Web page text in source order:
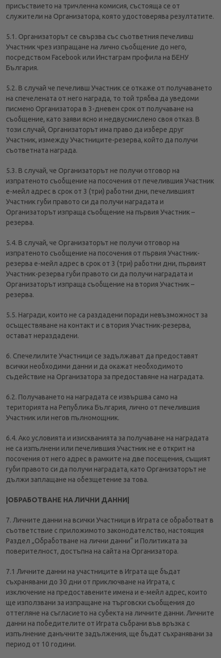
присъствието на тричленна комисия, състояща се от
служители на Организатора, която удостоверява резултатите.
5.1. Организаторът се свързва със съответния печеливш
Участник чрез изпращане на лично съобщение до него,
посредством Facebook или Инстаграм профила на БЕНУ
България.
5.2. В случай че печеливш Участник се откаже от получаването
на спечелената от него награда, то той трябва да уведоми
писмено Организатора в 3-дневен срок от получаване на
съобщение, като заяви ясно и недвусмислено своя отказ. В
този случай, Организаторът има право да избере друг
Участник, измежду Участниците-резерва, който да получи
съответната награда.
5.3. В случай, че Организаторът не получи отговор на
изпратеното съобщение на посочения от печелившия Участник
е-мейл адрес в срок от 3 (три) работни дни, печелившият
Участник губи правото си да получи наградата и
Организаторът изпраща съобщение на първия Участник –
резерва.
5.4. В случай, че Организаторът не получи отговор на
изпратеното съобщение на посочения от първия Участник-
резерва е-мейл адрес в срок от 3 (три) работни дни, първият
Участник-резерва губи правото си да получи наградата и
Организаторът изпраща съобщение на втория Участник –
резерва.
5.5. Награди, които не са раздадени поради невъзможност за
осъществяване на контакт и с втория Участник-резерва,
остават нераздадени.
6. Спечелилите Участници се задължават да предоставят
всички необходими данни и да окажат необходимото
съдействие на Организатора за предоставяне на наградата.
6.2. Получаването на наградата се извършва само на
територията на Република България, лично от печелившия
Участник или негов пълномощник.
6.4. Ако условията и изискванията за получаване на наградата
не са изпълнени или печелившия Участник не е открит на
посочения от него адрес в рамките на две посещения, същият
губи правото си да получи наградата, като Организаторът не
дължи заплащане на обезщетение за това.
|ОБРАБОТВАНЕ НА ЛИЧНИ ДАННИ|
7. Личните данни на всички Участници в Играта се обработват в
съответствие с приложимото законодателство, настоящия
Раздел „Обработване на лични данни“ и Политиката за
поверителност, достъпна на сайта на Организатора.
7.1 Личните данни на участниците в Играта ще бъдат
съхранявани до 30 дни от приключване на Играта, с
изключение на предоставените имена и е-мейл адрес, които
ще използвани за изпращане на търговски съобщения до
оттегляне на съгласието на субекта на личните данни. Личните
данни на победителите от Играта събрани във връзка с
изпълнение данъчните задължения, ще бъдат съхранявани за
период от 10 години.